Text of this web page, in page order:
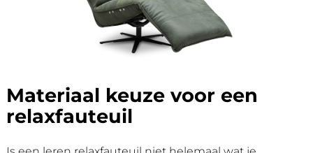
Materiaal keuze voor een
relaxfauteuil